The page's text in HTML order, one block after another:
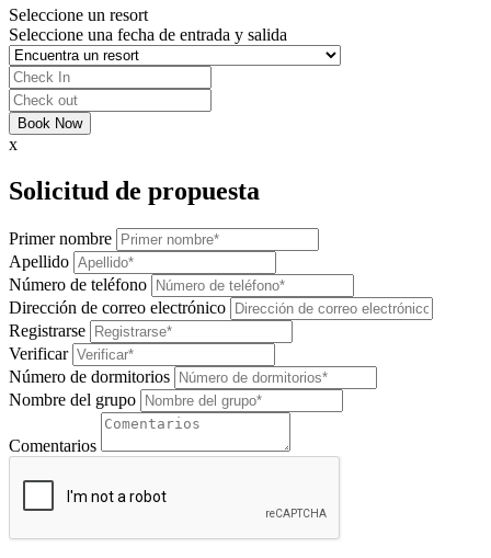
Seleccione un resort
Seleccione una fecha de entrada y salida
x
Solicitud de propuesta
Primer nombre
Apellido
Número de teléfono
Dirección de correo electrónico
Registrarse
Verificar
Número de dormitorios
Nombre del grupo
Comentarios